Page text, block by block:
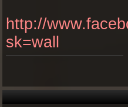
http://
sk=wall